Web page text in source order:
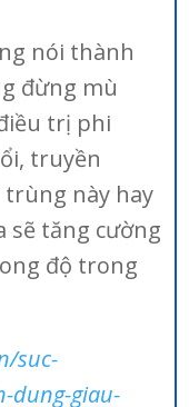
nói thành
đừng mù
trị phi
truyền
trùng này hay
sẽ tăng cường
độ trong
suc-
dung-giau-